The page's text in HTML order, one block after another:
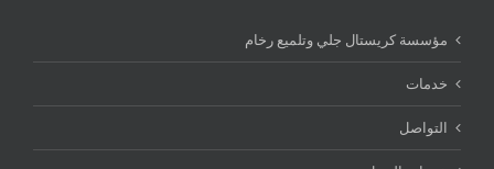
مؤسسة كريستال جلي وتلميع رخام
خدمات
التواصل